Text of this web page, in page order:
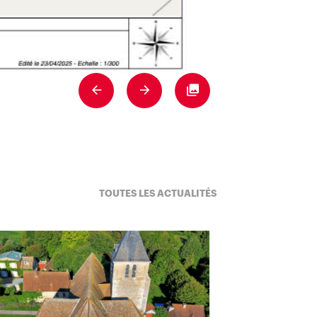
PreviousNext Fullscreen
TOUTES LES ACTUALITÉS